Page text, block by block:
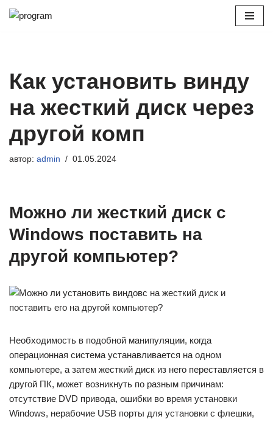
Как установить винду
на жесткий диск через
другой комп
автор: admin 01.05.2024
Можно ли жесткий диск с
Windows поставить на
другой компьютер?
Необходимость в подобной манипуляции, когда
операционная система устанавливается на одном
компьютере, а затем жесткий диск из него переставляется в
другой ПК, может возникнуть по разным причинам:
отсутствие DVD привода, ошибки во время установки
Windows, нерабочие USB порты для установки с флешки,